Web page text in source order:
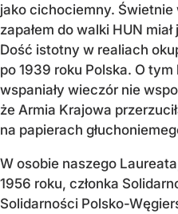
jako cichociemny.
zapałem do walki HUN
Dość istotny w realiach
po 1939 roku Polska. O
wspaniały wieczór nie
że Armia Krajowa
na papierach
W osobie naszego
1956 roku, członka
Solidarności Polsko-